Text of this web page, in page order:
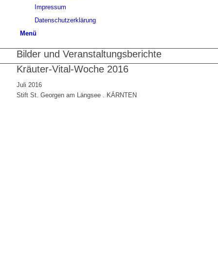
Impressum
Datenschutzerklärung
Menü
Bilder und Veranstaltungsberichte
Kräuter-Vital-Woche 2016
Juli 2016
Stift St. Georgen am Längsee . KÄRNTEN